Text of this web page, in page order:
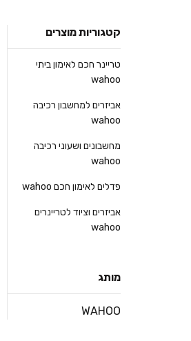
קטגוריות מוצרים
טריינר חכם לאימון ביתי
wahoo
אביזרים למחשבון רכיבה
wahoo
מחשבונים ושעוני רכיבה
wahoo
פדלים לאימון חכם wahoo
אביזרים וציוד לטריינרים
wahoo
מותג
WAHOO